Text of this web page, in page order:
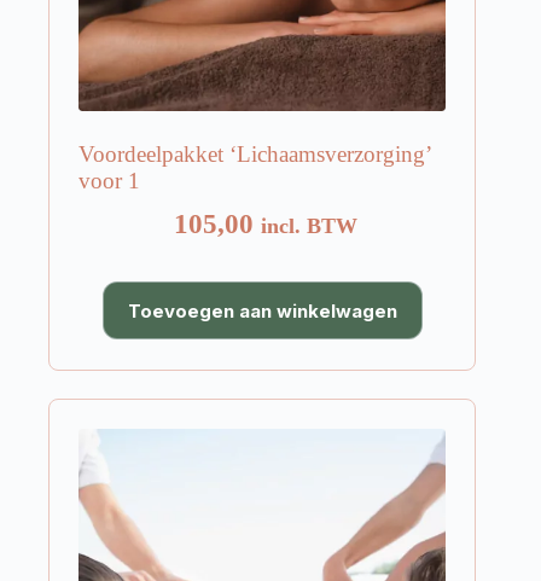
Voordeelpakket ‘Lichaamsverzorging’
voor 1
105,00 incl. BTW
Toevoegen aan winkelwagen